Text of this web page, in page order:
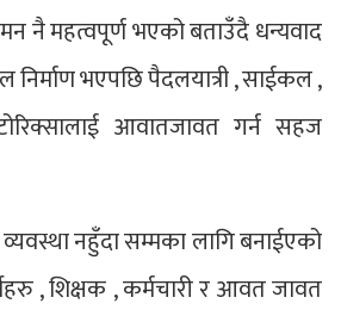
नै महत्वपूर्ण भएको बताउँदै धन्यवाद
निर्माण भएपछि पैदलयात्री , साईकल ,
आवातजावत गर्न सहज
नहुँदा सम्मका लागि बनाईएको
, शिक्षक , कर्मचारी र आवत जावत